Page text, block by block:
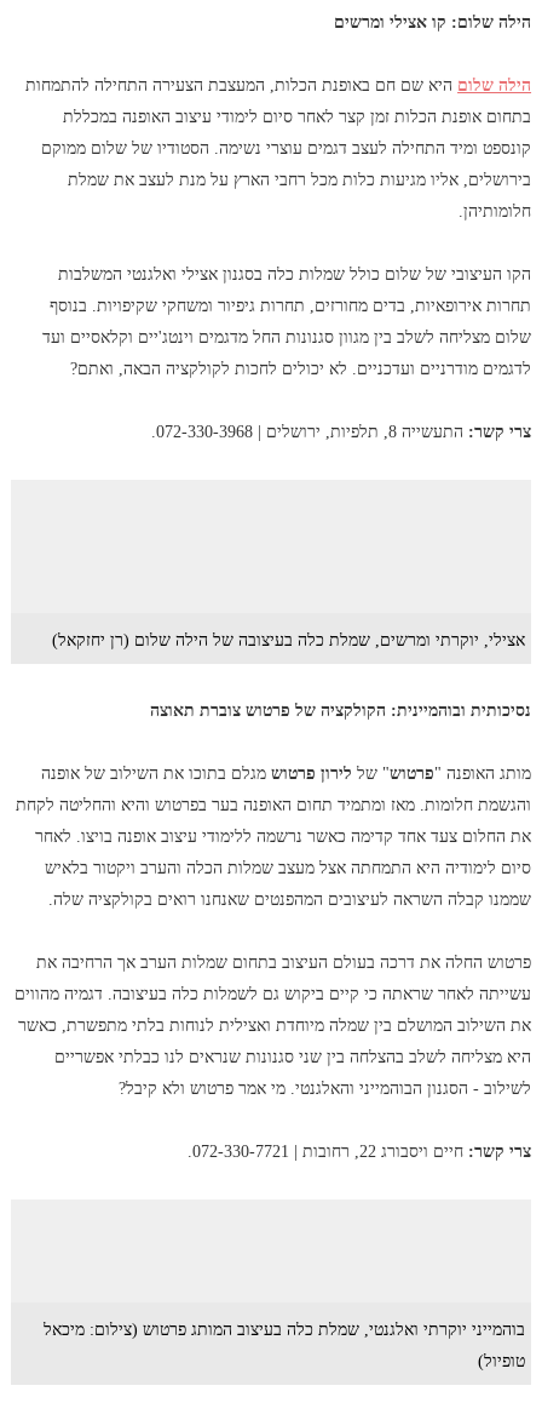
הילה שלום: קו אצילי ומרשים
הילה שלום היא שם חם באופנת הכלות, המעצבת הצעירה התחילה להתמחות
בתחום אופנת הכלות זמן קצר לאחר סיום לימודי עיצוב האופנה במכללת
קונספט ומיד התחילה לעצב דגמים עוצרי נשימה. הסטודיו של שלום ממוקם
בירושלים, אליו מגיעות כלות מכל רחבי הארץ על מנת לעצב את שמלת
חלומותיהן.
הקו העיצובי של שלום כולל שמלות כלה בסגנון אצילי ואלגנטי המשלבות
תחרות אירופאיות, בדים מחורזים, תחרות גיפיור ומשחקי שקיפויות. בנוסף
שלום מצליחה לשלב בין מגוון סגנונות החל מדגמים וינטג'יים וקלאסיים ועד
לדגמים מודרניים ועדכניים. לא יכולים לחכות לקולקציה הבאה, ואתם?
צרי קשר: התעשייה 8, תלפיות, ירושלים | 072-330-3968.
אצילי, יוקרתי ומרשים, שמלת כלה בעיצובה של הילה שלום (רן יחזקאל)
נסיכותית ובוהמיינית: הקולקציה של פרטוש צוברת תאוצה
מותג האופנה "פרטוש" של לירון פרטושמגלם בתוכו את השילוב של אופנה
והגשמת חלומות. מאז ומתמיד תחום האופנה בער בפרטוש והיא והחליטה לקחת
את החלום צעד אחד קדימה כאשר נרשמה ללימודי עיצוב אופנה בויצו. לאחר
סיום לימודיה היא התמחתה אצל מעצב שמלות הכלה והערב ויקטור בלאיש
שממנו קבלה השראה לעיצובים המהפנטים שאנחנו רואים בקולקציה שלה.
פרטוש החלה את דרכה בעולם העיצוב בתחום שמלות הערב אך הרחיבה את
עשייתה לאחר שראתה כי קיים ביקוש גם לשמלות כלה בעיצובה. דגמיה מהווים
את השילוב המושלם בין שמלה מיוחדת ואצילית לנוחות בלתי מתפשרת, כאשר
היא מצליחה לשלב בהצלחה בין שני סגנונות שנראים לנו כבלתי אפשריים
לשילוב - הסגנון הבוהמייני והאלגנטי. מי אמר פרטוש ולא קיבל?
צרי קשר: חיים ויסבורג 22, רחובות | 072-330-7721.
בוהמייני יוקרתי ואלגנטי, שמלת כלה בעיצוב המותג פרטוש (צילום: מיכאל
טופיול)